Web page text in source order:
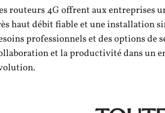
routeurs 4G offrent aux entreprises
haut débit fiable et une installation
professionnels et des options
et la productivité dans un